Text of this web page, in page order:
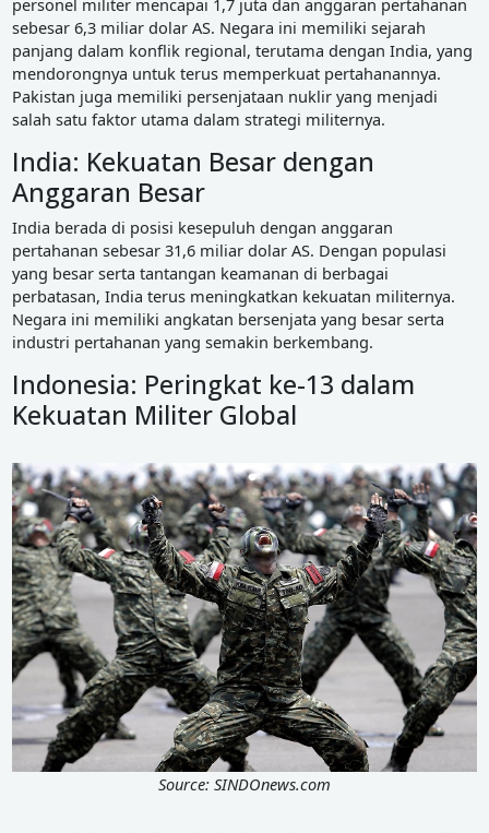
sebesar 6,3 miliar dolar AS. Negara ini memiliki sejarah
panjang dalam konflik regional, terutama dengan India, yang
mendorongnya untuk terus memperkuat pertahanannya.
Pakistan juga memiliki persenjataan nuklir yang menjadi
salah satu faktor utama dalam strategi militernya.
India: Kekuatan Besar dengan
Anggaran Besar
India berada di posisi kesepuluh dengan anggaran
pertahanan sebesar 31,6 miliar dolar AS. Dengan populasi
yang besar serta tantangan keamanan di berbagai
perbatasan, India terus meningkatkan kekuatan militernya.
Negara ini memiliki angkatan bersenjata yang besar serta
industri pertahanan yang semakin berkembang.
Indonesia: Peringkat ke-13 dalam
Kekuatan Militer Global
Source: SINDOnews.com